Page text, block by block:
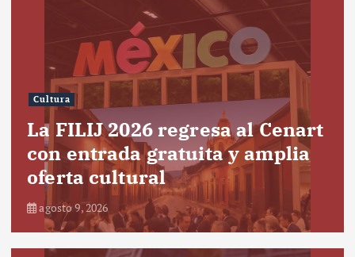
Cultura
La FILIJ 2026 regresa al Cenart
con entrada gratuita y amplia
oferta cultural
agosto 9, 2026